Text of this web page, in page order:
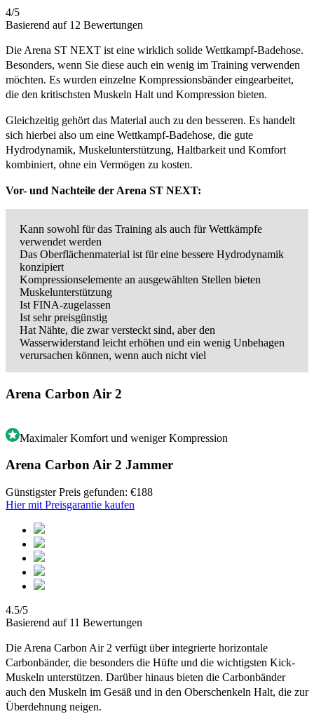
4/5
Basierend auf 12 Bewertungen
Die Arena ST NEXT ist eine wirklich solide Wettkampf-Badehose.
Besonders, wenn Sie diese auch ein wenig im Training verwenden
möchten. Es wurden einzelne Kompressionsbänder eingearbeitet,
die den kritischsten Muskeln Halt und Kompression bieten.
Gleichzeitig gehört das Material auch zu den besseren. Es handelt
sich hierbei also um eine Wettkampf-Badehose, die gute
Hydrodynamik, Muskelunterstützung, Haltbarkeit und Komfort
kombiniert, ohne ein Vermögen zu kosten.
Vor- und Nachteile der Arena ST NEXT:
Kann sowohl für das Training als auch für Wettkämpfe
verwendet werden
Das Oberflächenmaterial ist für eine bessere Hydrodynamik
konzipiert
Kompressionselemente an ausgewählten Stellen bieten
Muskelunterstützung
Ist FINA-zugelassen
Ist sehr preisgünstig
Hat Nähte, die zwar versteckt sind, aber den
Wasserwiderstand leicht erhöhen und ein wenig Unbehagen
verursachen können, wenn auch nicht viel
Arena Carbon Air 2
Maximaler Komfort und weniger Kompression
Arena Carbon Air 2 Jammer
Günstigster Preis gefunden: €188
Hier mit Preisgarantie kaufen
4.5/5
Basierend auf 11 Bewertungen
Die Arena Carbon Air 2 verfügt über integrierte horizontale
Carbonbänder, die besonders die Hüfte und die wichtigsten Kick-
Muskeln unterstützen. Darüber hinaus bieten die Carbonbänder
auch den Muskeln im Gesäß und in den Oberschenkeln Halt, die zur
Überdehnung neigen.